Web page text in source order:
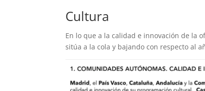
Cultura
En lo que a la calidad e innovación de la
sitúa a la cola y bajando con respecto al